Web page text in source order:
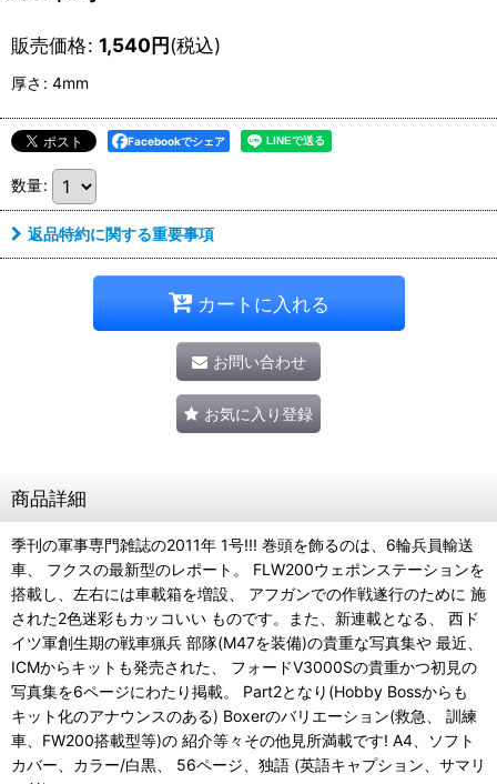
販売価格: 1,540円(税込)
厚さ : 4mm
Facebookでシェア
数量:
返品特約に関する重要事項
カートに入れる
お問い合わせ
お気に入り登録
商品詳細
季刊の軍事専門雑誌の2011年 1号!!! 巻頭を飾るのは、6輪兵員輸送
車、 フクスの最新型のレポート。 FLW200ウェポンステーションを
搭載し、左右には車載箱を増設、 アフガンでの作戦遂行のために 施
された2色迷彩もカッコいい ものです。また、新連載となる、 西ド
イツ軍創生期の戦車猟兵 部隊(M47を装備)の貴重な写真集や 最近、
ICMからキットも発売された、 フォードV3000Sの貴重かつ初見の
写真集を6ページにわたり掲載。 Part2となり(Hobby Bossからも
キット化のアナウンスのある) Boxerのバリエーション(救急、 訓練
車、FW200搭載型等)の 紹介等々その他見所満載です! A4、ソフト
カバー、カラー/白黒、 56ページ、独語 (英語キャプション、サマリ